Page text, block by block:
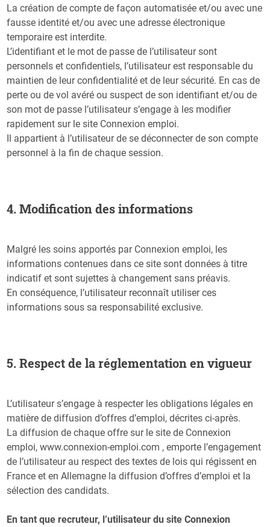
La création de compte de façon automatisée et/ou avec une
fausse identité et/ou avec une adresse électronique
temporaire est interdite.
L’identifiant et le mot de passe de l’utilisateur sont
personnels et confidentiels, l’utilisateur est responsable du
maintien de leur confidentialité et de leur sécurité. En cas de
perte ou de vol avéré ou suspect de son identifiant et/ou de
son mot de passe l’utilisateur s’engage à les modifier
rapidement sur le site Connexion emploi.
Il appartient à l’utilisateur de se déconnecter de son compte
personnel à la fin de chaque session.
4. Modification des informations
Malgré les soins apportés par Connexion emploi, les
informations contenues dans ce site sont données à titre
indicatif et sont sujettes à changement sans préavis.
En conséquence, l’utilisateur reconnaît utiliser ces
informations sous sa responsabilité exclusive.
5. Respect de la réglementation en vigueur
L’utilisateur s’engage à respecter les obligations légales en
matière de diffusion d’offres d’emploi, décrites ci-après.
La diffusion de chaque offre sur le site de Connexion
emploi, www.connexion-emploi.com , emporte l’engagement
de l’utilisateur au respect des textes de lois qui régissent en
France et en Allemagne la diffusion d’offres d’emploi et la
sélection des candidats.
En tant que recruteur, l’utilisateur du site Connexion